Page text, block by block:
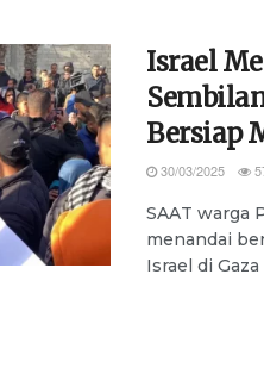
Israel
Bersiap
30/03/2025
SAAT warga
menandai
Israel di